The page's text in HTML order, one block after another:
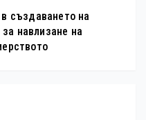
създаването на
навлизане на